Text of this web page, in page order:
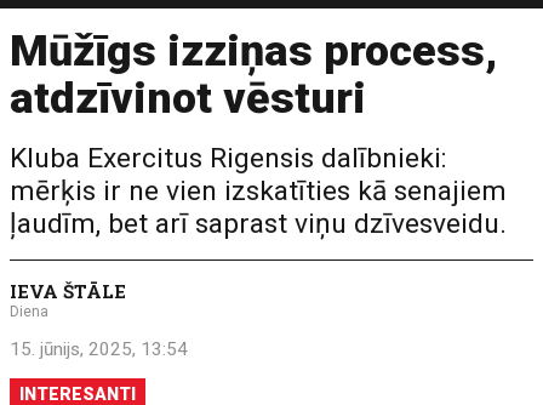
Mūžīgs izziņas process,
atdzīvinot vēsturi
Kluba Exercitus Rigensis dalībnieki:
mērķis ir ne vien izskatīties kā senajiem
ļaudīm, bet arī saprast viņu dzīvesveidu.
IEVA ŠTĀLE
Diena
15. jūnijs, 2025, 13:54
INTERESANTI